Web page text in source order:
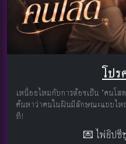
โป
เหนื่อยไหมกับการต้องเป็น "คนโ
ค้นหาว่าคนในฝันมีลักษณะแบบไห
ที!
💌 ไพ่ยิปซี